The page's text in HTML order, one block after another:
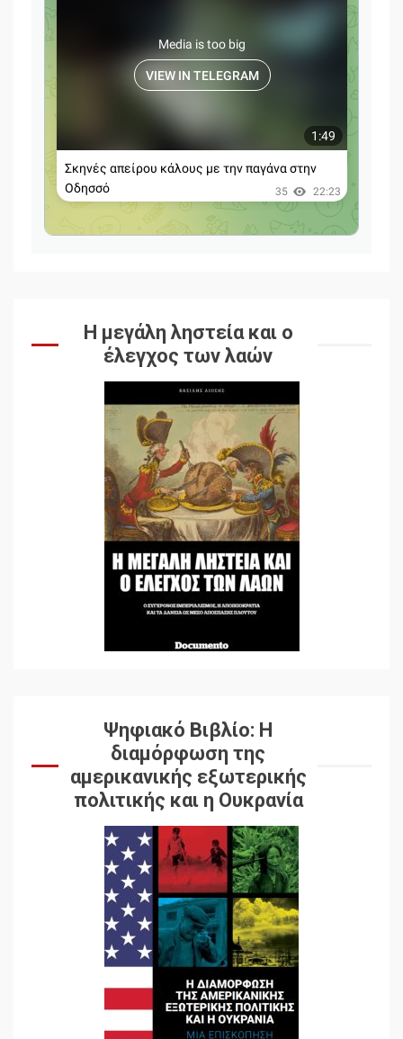
Η μεγάλη ληστεία και ο
έλεγχος των λαών
Ψηφιακό Βιβλίο: Η
διαμόρφωση της
αμερικανικής εξωτερικής
πολιτικής και η Ουκρανία